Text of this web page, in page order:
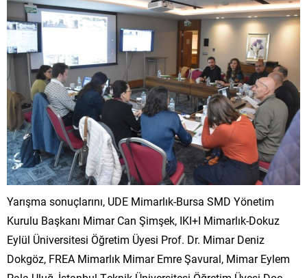
Yarışma sonuçlarını, UDE Mimarlık-Bursa SMD Yönetim
Kurulu Başkanı Mimar Can Şimşek, IKI+I Mimarlık-Dokuz
Eylül Üniversitesi Öğretim Üyesi Prof. Dr. Mimar Deniz
Dokgöz, FREA Mimarlık Mimar Emre Şavural, Mimar Eylem